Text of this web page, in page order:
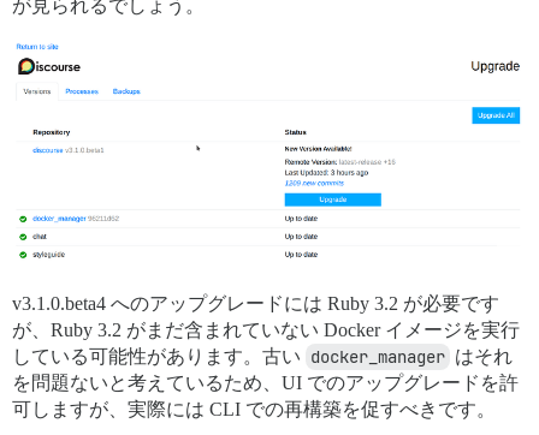
が見られるでしょう。
v3.1.0.beta4 へのアップグレードには Ruby 3.2 が必要です
が、Ruby 3.2 がまだ含まれていない Docker イメージを実行
している可能性があります。古い docker_manager はそれ
を問題ないと考えているため、UI でのアップグレードを許
可しますが、実際には CLI での再構築を促すべきです。